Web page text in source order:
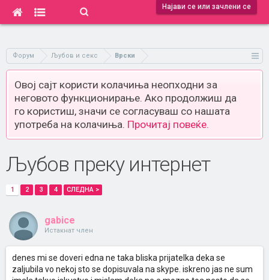
Најави се или зачлени се
Форум Љубов и секс Врски
Овој сајт користи колачиња неопходни за
неговото функционирање. Ако продолжиш да
го користиш, значи се согласуваш со нашата
употреба на колачиња. Прочитај повеќе.
Љубов преку интернет
1 2 3 4 СЛЕДНА >
gabice
Истакнат член
denes mi se doveri edna ne taka bliska prijatelka deka se
zaljubila vo nekoj sto se dopisuvala na skype. iskreno jas ne sum